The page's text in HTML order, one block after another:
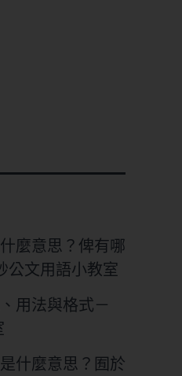
麼意思？俾有哪
公文用語小教室
用法與格式－
什麼意思？囿於